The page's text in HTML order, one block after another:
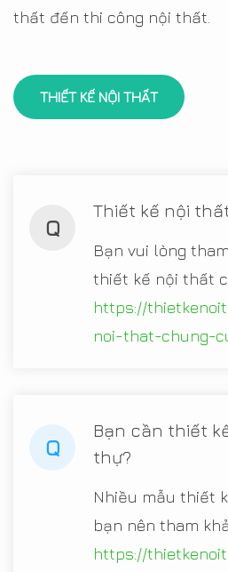
thất đến thi công nội thất.
THIẾT KẾ NỘI THẤT
Q
Thiết kế nội
Bạn vui lòng
thiết kế nội thất
https://
noi-that-chung-
Q
Bạn cần thiết
thự?
Nhiều mẫu thiết
bạn nên tham
https://